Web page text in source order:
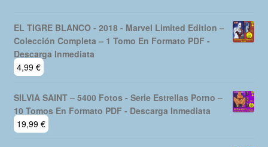
EL TIGRE BLANCO - 2018 - Marvel Limited Edition –
Colección Completa – 1 Tomo En Formato PDF -
Descarga Inmediata
4,99 €
SILVIA SAINT – 5400 Fotos - Serie Estrellas Porno –
10 Tomos En Formato PDF - Descarga Inmediata
19,99 €